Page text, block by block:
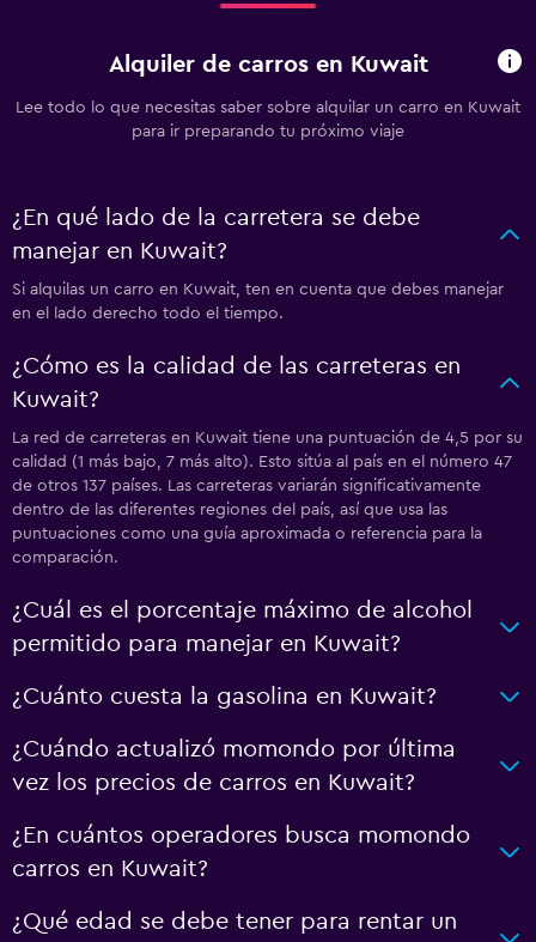
Alquiler de carros en Kuwait
Lee todo lo que necesitas saber sobre alquilar un carro en Kuwait
para ir preparando tu próximo viaje
¿En qué lado de la carretera se debe
manejar en Kuwait?
Si alquilas un carro en Kuwait, ten en cuenta que debes manejar
en el lado derecho todo el tiempo.
¿Cómo es la calidad de las carreteras en
Kuwait?
La red de carreteras en Kuwait tiene una puntuación de 4,5 por su
calidad (1 más bajo, 7 más alto). Esto sitúa al país en el número 47
de otros 137 países. Las carreteras variarán significativamente
dentro de las diferentes regiones del país, así que usa las
puntuaciones como una guía aproximada o referencia para la
comparación.
¿Cuál es el porcentaje máximo de alcohol
permitido para manejar en Kuwait?
¿Cuánto cuesta la gasolina en Kuwait?
¿Cuándo actualizó momondo por última
vez los precios de carros en Kuwait?
¿En cuántos operadores busca momondo
carros en Kuwait?
¿Qué edad se debe tener para rentar un